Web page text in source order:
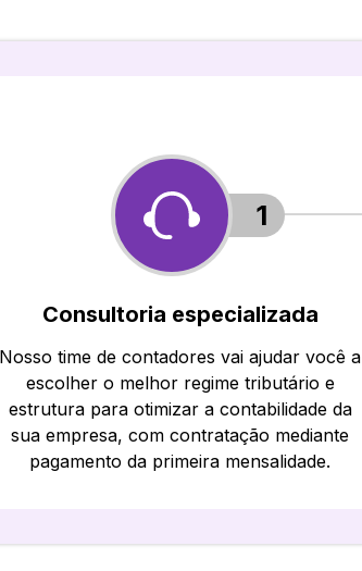
1
Consultoria especializada
Nosso time de contadores vai ajudar você a
escolher o melhor regime tributário e
estrutura para otimizar a contabilidade da
sua empresa, com contratação mediante
pagamento da primeira mensalidade.